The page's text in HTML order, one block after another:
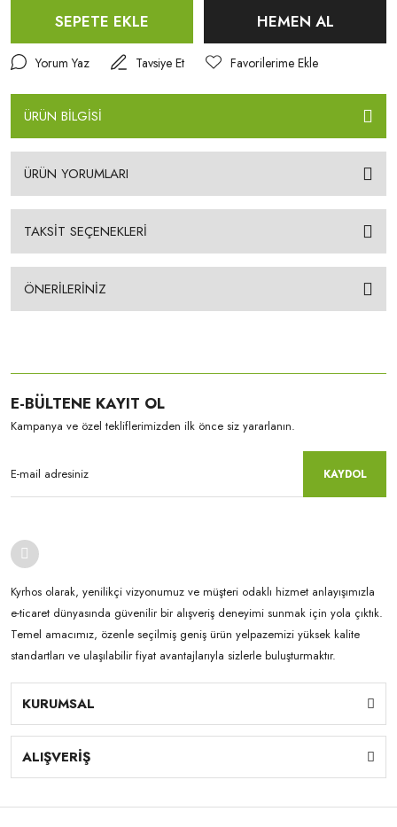
SEPETE EKLE HEMEN AL
Yorum Yaz Tavsiye Et
ÜRÜN BİLGİSİ
ÜRÜN YORUMLARI
TAKSİT SEÇENEKLERİ
ÖNERİLERİNİZ
E-BÜLTENE KAYIT OL
Kampanya ve özel tekliflerimizden ilk önce siz yararlanın.
KAYDOL
Kyrhos olarak, yenilikçi vizyonumuz ve müşteri odaklı hizmet anlayışımızla
e-ticaret dünyasında güvenilir bir alışveriş deneyimi sunmak için yola çıktık.
Temel amacımız, özenle seçilmiş geniş ürün yelpazemizi yüksek kalite
standartları ve ulaşılabilir fiyat avantajlarıyla sizlerle buluşturmaktır.
KURUMSAL
ALIŞVERİŞ